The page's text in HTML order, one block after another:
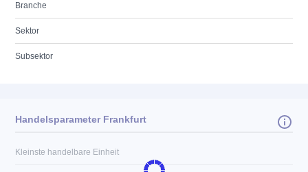
Branche
Sektor
Subsektor
Handelsparameter Frankfurt
Kleinste handelbare Einheit